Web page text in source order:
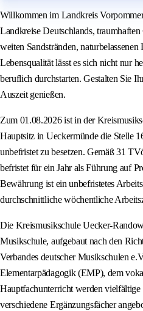
Willkommen im Landkreis
Landkreise Deutschlands,
weiten Sandstränden,
Lebensqualität lässt es sich nicht nur
beruflich durchstarten. Gestalten Sie
Auszeit genießen.
Zum 01.08.2026 ist in der
Hauptsitz in Ueckermünde die Stelle
unbefristet zu besetzen. Gemäß 31
befristet für ein Jahr als Führung auf
Bewährung ist ein unbefristetes
durchschnittliche wöchentliche
Die Kreismusikschule Uecker-
Musikschule, aufgebaut nach den
Verbandes deutscher Musikschulen
Elementarpädagogik (EMP), dem
Hauptfachunterricht werden
verschiedene Ergänzungsfächer